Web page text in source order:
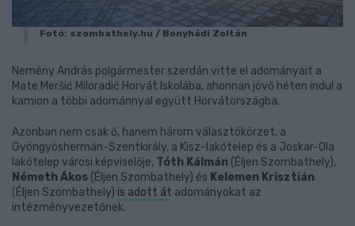
Fotó: szombathely.hu / Bonyhádi Zoltán
Nemény András polgármester szerdán vitte el adományait a
Mate Meršić Miloradić Horvát Iskolába, ahonnan jövő héten indul a
kamion a többi adománnyal együtt Horvátországba.
Azonban nem csak ő, hanem három választókörzet, a
Gyöngyöshermán-Szentkirály, a Kisz-lakótelep és a Joskar-Ola
lakótelep városi képviselője, Tóth Kálmán (Éljen Szombathely),
Németh Ákos (Éljen Szombathely) és Kelemen Krisztián
(Éljen Szombathely) is adott át adományokat az
intézményvezetőnek.